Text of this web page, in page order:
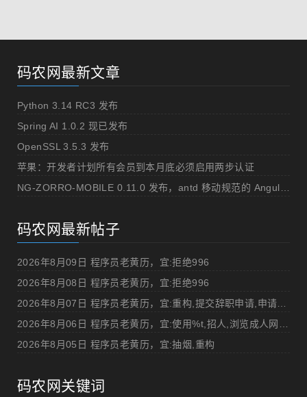
码农网最新文章
Python 3.14 RC3 发布
Spring AI 1.0.2 现已发布
OpenSSL 3.5.3 发布
苹果：开发者计划所有会员到本月底必须启用两步认证
码农网最新帖子
2026年8月09日 程序员老黄历，宜:拒绝996
2026年8月08日 程序员老黄历，宜:拒绝996
2026年8月05日 程序员老黄历，宜:抽烟,重构
码农网关键词